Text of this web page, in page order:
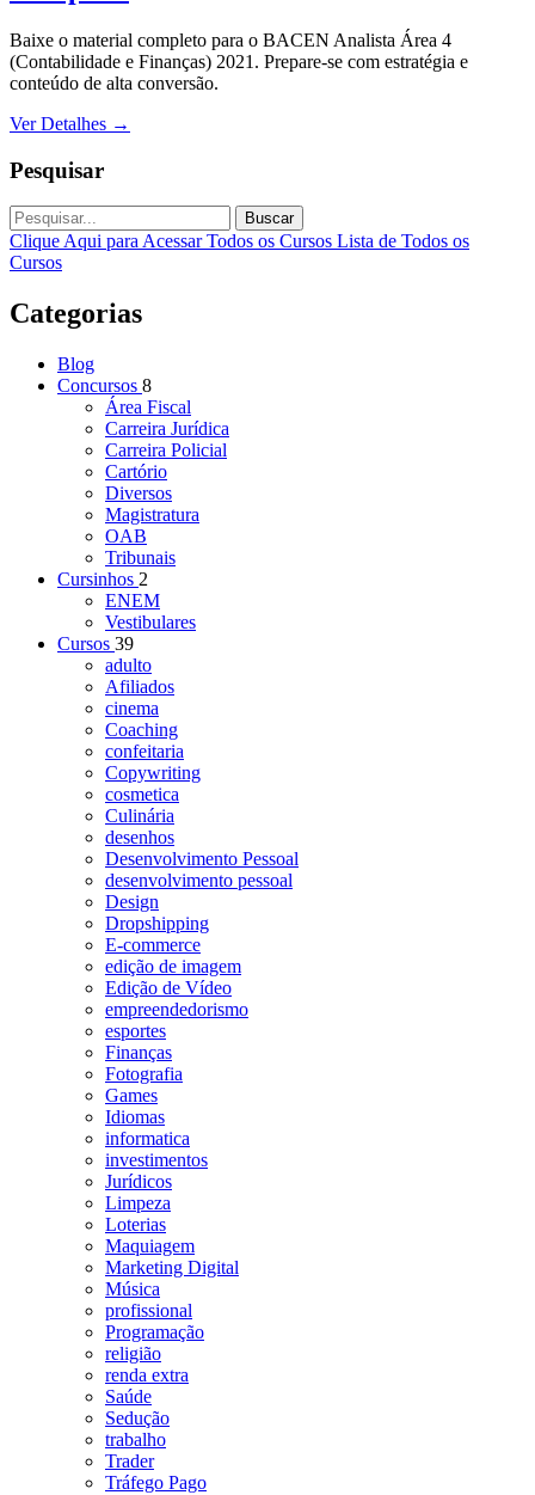
Baixe o material completo para o BACEN Analista Área 4
(Contabilidade e Finanças) 2021. Prepare-se com estratégia e
conteúdo de alta conversão.
Ver Detalhes →
Pesquisar
Buscar
Clique Aqui para Acessar Todos os Cursos Lista de Todos os
Cursos
Categorias
Blog
Concursos 8
Área Fiscal
Carreira Jurídica
Carreira Policial
Cartório
Diversos
Magistratura
OAB
Tribunais
Cursinhos 2
ENEM
Vestibulares
Cursos 39
adulto
Afiliados
cinema
Coaching
confeitaria
Copywriting
cosmetica
Culinária
desenhos
Desenvolvimento Pessoal
desenvolvimento pessoal
Design
Dropshipping
E-commerce
edição de imagem
Edição de Vídeo
empreendedorismo
esportes
Finanças
Fotografia
Games
Idiomas
informatica
investimentos
Jurídicos
Limpeza
Loterias
Maquiagem
Marketing Digital
Música
profissional
Programação
religião
renda extra
Saúde
Sedução
trabalho
Trader
Tráfego Pago